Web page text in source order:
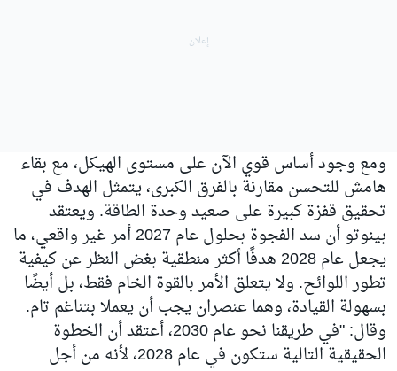
ومع وجود أساس قوي الآن على مستوى الهيكل، مع بقاء
هامش للتحسن مقارنة بالفرق الكبرى، يتمثل الهدف في
تحقيق قفزة كبيرة على صعيد وحدة الطاقة. ويعتقد
بينوتو أن سد الفجوة بحلول عام 2027 أمر غير واقعي، ما
يجعل عام 2028 هدفًا أكثر منطقية بغض النظر عن كيفية
تطور اللوائح. ولا يتعلق الأمر بالقوة الخام فقط، بل أيضًا
بسهولة القيادة، وهما عنصران يجب أن يعملا بتناغم تام.
وقال: "في طريقنا نحو عام 2030، أعتقد أن الخطوة
الحقيقية التالية ستكون في عام 2028، لأنه من أجل